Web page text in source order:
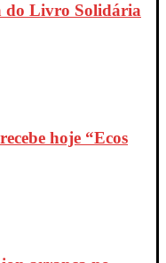
do Livro Solidária
hoje “Ecos